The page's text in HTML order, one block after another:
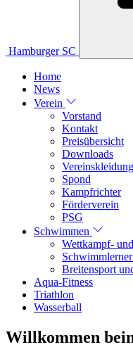
Hamburger SC
Home
News
Verein
Vorstand
Kontakt
Preisübersicht
Downloads
Vereinskleidung
Spond
Kampfrichter
Förderverein
PSG
Schwimmen
Wettkampf-
Breitensport
Aqua-Fitness
Triathlon
Wasserball
Willkommen